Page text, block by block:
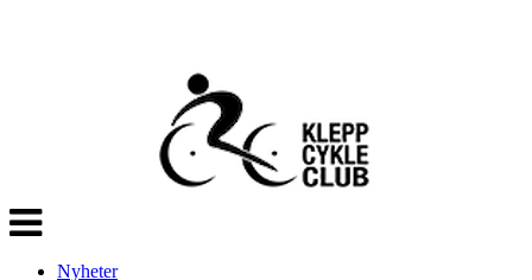
Veksle
navigasjon
Nyheter